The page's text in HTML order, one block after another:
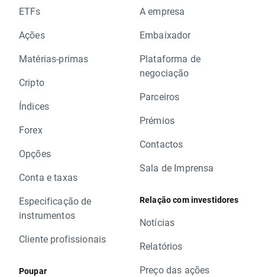
ETFs
Ações
Matérias-primas
Cripto
Índices
Forex
Opções
Conta e taxas
Especificação de
instrumentos
Cliente profissionais
Poupar
A empresa
Embaixador
Plataforma de
negociação
Parceiros
Prémios
Contactos
Sala de Imprensa
Relação com investidores
Notícias
Relatórios
Preço das ações